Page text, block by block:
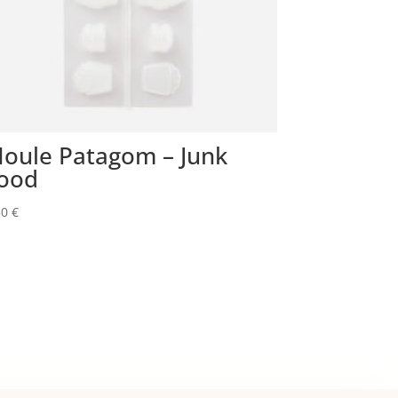
Patagom – Junk
€